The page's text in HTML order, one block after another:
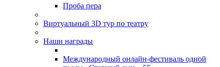
Проба пера
Виртуальный 3D тур по театру
Наши награды
Международный онлайн-фестиваль одной